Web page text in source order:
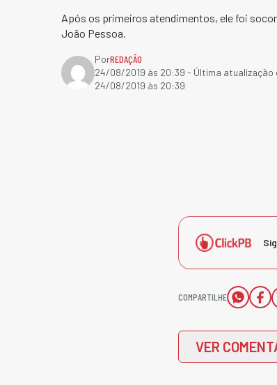
Após os primeiros atendimentos, ele foi
João Pessoa.
PorREDAÇÃO
24/08/2019 às 20:39 - Última atualização
24/08/2019 às 20:39
COMPARTILHE
VER